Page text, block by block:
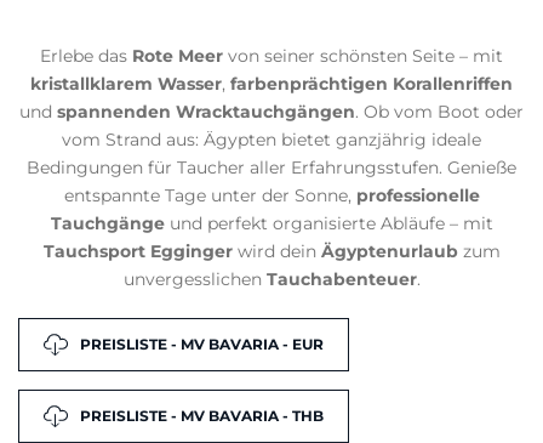
Erlebe das Rote Meer von seiner schönsten Seite – mit
kristallklarem Wasser, farbenprächtigen Korallenriffen
und spannenden Wracktauchgängen. Ob vom Boot oder
vom Strand aus: Ägypten bietet ganzjährig ideale
Bedingungen für Taucher aller Erfahrungsstufen. Genieße
entspannte Tage unter der Sonne, professionelle
Tauchgängeund perfekt organisierte Abläufe – mit
Tauchsport Eggingerwird dein Ägyptenurlaubzum
unvergesslichen Tauchabenteuer.
PREISLISTE - MV BAVARIA - EUR
PREISLISTE - MV BAVARIA - THB